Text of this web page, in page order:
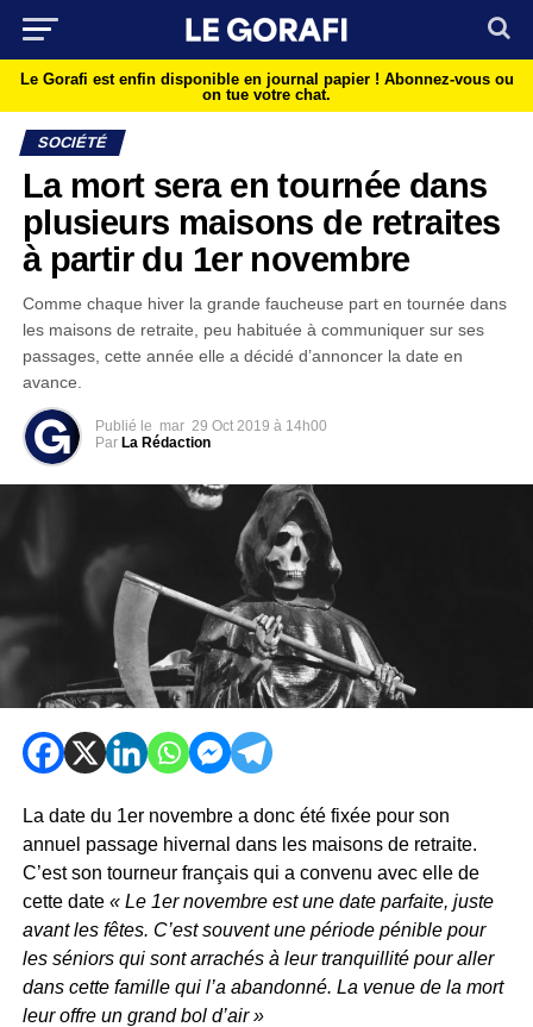
Le Gorafi est enfin disponible en journal papier ! Abonnez-vous ou
on tue votre chat.
SOCIÉTÉ
La mort sera en tournée dans
plusieurs maisons de retraites
à partir du 1er novembre
Comme chaque hiver la grande faucheuse part en tournée dans
les maisons de retraite, peu habituée à communiquer sur ses
passages, cette année elle a décidé d’annoncer la date en
avance.
Publié le mar 29 Oct 2019 à 14h00
Par La Rédaction
La date du 1er novembre a donc été fixée pour son
annuel passage hivernal dans les maisons de retraite.
C’est son tourneur français qui a convenu avec elle de
cette date « Le 1er novembre est une date parfaite, juste
avant les fêtes. C’est souvent une période pénible pour
les séniors qui sont arrachés à leur tranquillité pour aller
dans cette famille qui l’a abandonné. La venue de la mort
leur offre un grand bol d’air »